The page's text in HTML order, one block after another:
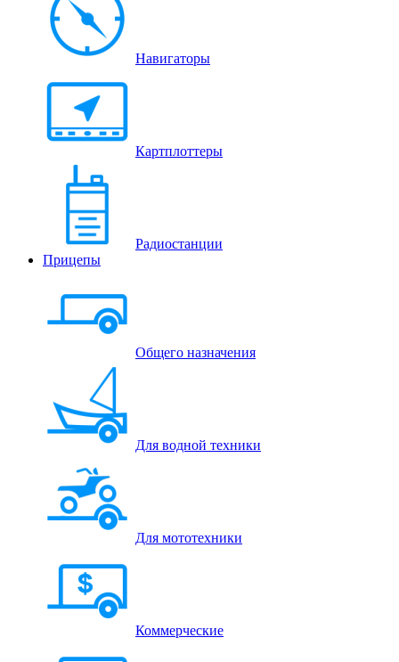
Навигаторы
Картплоттеры
Радиостанции
Прицепы
Общего назначения
Для водной техники
Для мототехники
Коммерческие